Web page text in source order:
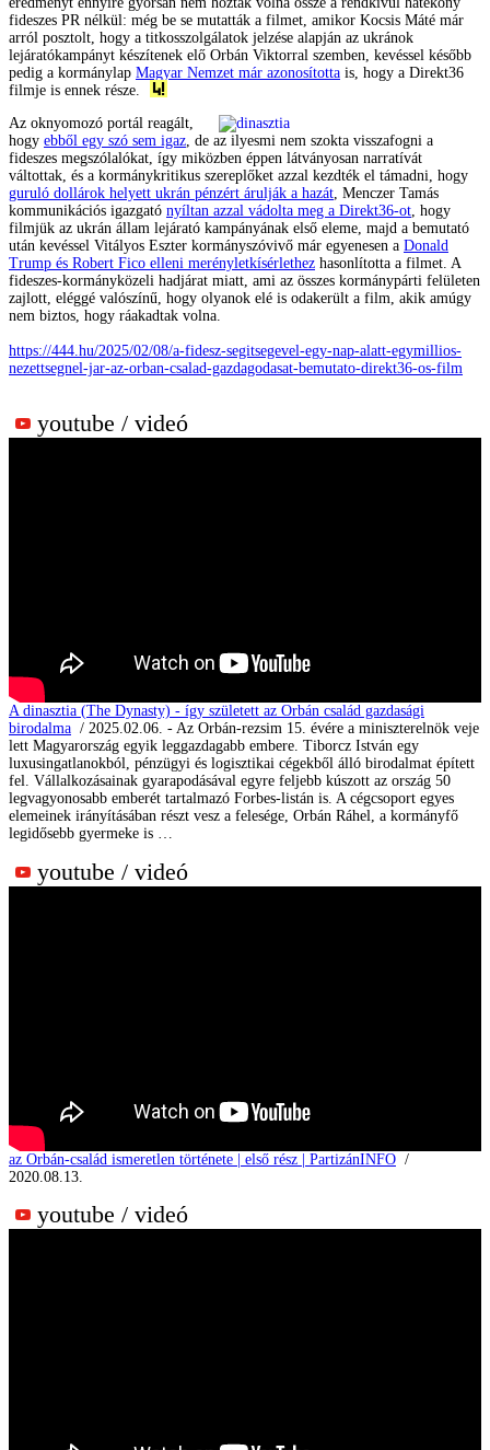
fideszes PR nélkül: még be se mutatták a filmet, amikor Kocsis Máté már
arról posztolt, hogy a titkosszolgálatok jelzése alapján az ukránok
lejáratókampányt készítenek elő Orbán Viktorral szemben, kevéssel később
pedig a kormánylap Magyar Nemzet már azonosította is, hogy a Direkt36
filmje is ennek része.
Az oknyomozó portál reagált,
hogy ebből egy szó sem igaz , de az ilyesmi nem szokta visszafogni a
fideszes megszólalókat, így miközben éppen látványosan narratívát
váltottak, és a kormánykritikus szereplőket azzal kezdték el támadni, hogy
guruló dollárok helyett ukrán pénzért árulják a hazát , Menczer Tamás
kommunikációs igazgató nyíltan azzal vádolta meg a Direkt36-ot , hogy
filmjük az ukrán állam lejárató kampányának első eleme, majd a bemutató
után kevéssel Vitályos Eszter kormányszóvivő már egyenesen a Donald
Trump és Robert Fico elleni merényletkísérlethez hasonlította a filmet. A
fideszes-kormányközeli hadjárat miatt, ami az összes kormánypárti felületen
zajlott, eléggé valószínű, hogy olyanok elé is odakerült a film, akik amúgy
nem biztos, hogy ráakadtak volna.
https://444.hu/2025/02/08/a-fidesz-segitsegevel-egy-nap-alatt-egymillios-
nezettsegnel-jar-az-orban-csalad-gazdagodasat-bemutato-direkt36-os-film
youtube / videó
A dinasztia (The Dynasty) - így született az Orbán család gazdasági
birodalma / 2025.02.06. - Az Orbán-rezsim 15. évére a miniszterelnök veje
lett Magyarország egyik leggazdagabb embere. Tiborcz István egy
luxusingatlanokból, pénzügyi és logisztikai cégekből álló birodalmat épített
fel. Vállalkozásainak gyarapodásával egyre feljebb kúszott az ország 50
legvagyonosabb emberét tartalmazó Forbes-listán is. A cégcsoport egyes
elemeinek irányításában részt vesz a felesége, Orbán Ráhel, a kormányfő
legidősebb gyermeke is …
youtube / videó
az Orbán-család ismeretlen története | első rész | PartizánINFO /
2020.08.13.
youtube / videó